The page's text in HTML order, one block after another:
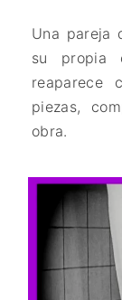
Una pareja
su propia
reaparece
piezas,
obra.